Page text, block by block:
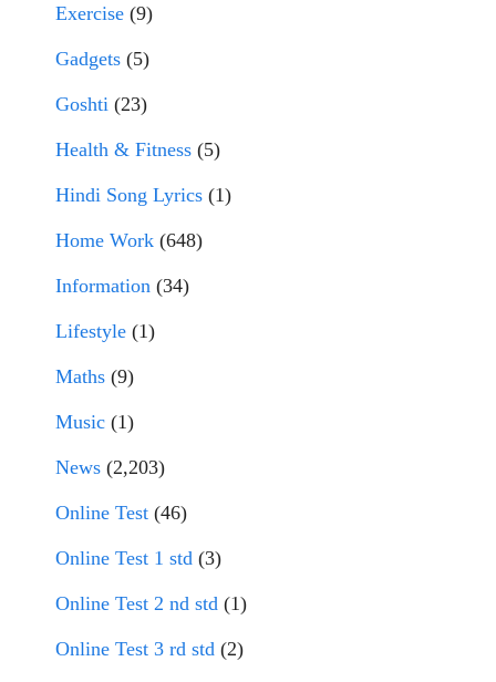
Exercise (9)
Gadgets (5)
Goshti (23)
Health & Fitness (5)
Hindi Song Lyrics (1)
Home Work (648)
Information (34)
Lifestyle (1)
Maths (9)
Music (1)
News (2,203)
Online Test (46)
Online Test 1 std (3)
Online Test 2 nd std (1)
Online Test 3 rd std (2)